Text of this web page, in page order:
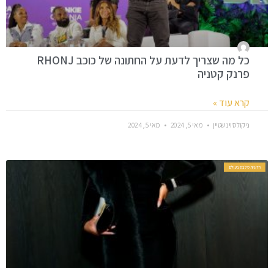
כל מה שצריך לדעת על החתונה של כוכב RHONJ
פרנק קטניה
קרא עוד »
ניקולס וינשטיין מאי 5, 2024 מאי 5, 2024
חדשות סלבס בעולם